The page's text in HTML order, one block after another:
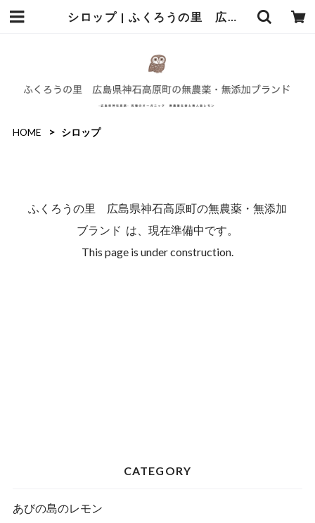
シロップ | ふくろうの里 広島県神石高原町の無農薬・無添加ブランド
HOME シロップ
ふくろうの里 広島県神石高原町の無農薬・無添加
ブランド は、現在準備中です。
This page is under construction.
CATEGORY
あびの島のレモン